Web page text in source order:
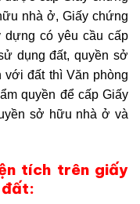
nhà ở, Giấy chứng
dựng có yêu cầu cấp
dụng đất, quyền sở
đất thì Văn phòng
quyền để cấp Giấy
sở hữu nhà ở và
tích trên giấy
đất: